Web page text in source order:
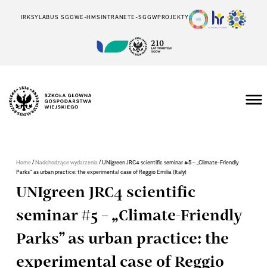
IRKSYLABUS SGGWE-HMSINTRANETE-SGGWPROJEKTY
Home/Nadchodzące wydarzenia/UNIgreen JRC4 scientific seminar #5 – „Climate-Friendly
Parks” as urban practice: the experimental case of Reggio Emilia (Italy)
UNIgreen JRC4 scientific
seminar #5 – „Climate-Friendly
Parks” as urban practice: the
experimental case of Reggio